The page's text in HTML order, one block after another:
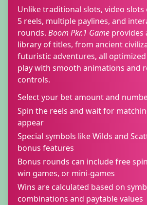
Unlike traditional slots, video
5 reels, multiple paylines, and
rounds. Boom Pkr.1 Game provides
library of titles, from ancient
futuristic adventures, all
play with smooth animations and
controls.
Select your bet amount and
Spin the reels and wait for
appear
Special symbols like Wilds and
bonus features
Bonus rounds can include free
win games, or mini-games
Wins are calculated based on
combinations and paytable values